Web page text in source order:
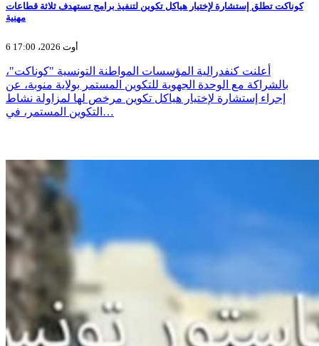
كوناكت تطلق إستشارة لإختيار هياكل تكوين لتنفيذ برامج تستهدف ثلاثة قطاعات
مهنية
6 أوت 2026، 17:00
أعلنت كنفدرالية المؤسسات المواطنة التونسية "كوناكت"،
بالشراكة مع الوحدة الجهوية للتكوين المستمر بولاية منوبة، عن
إجراء إستشارة لإختيار هياكل تكوين مرخص لها لمزاولة نشاط
التكوين المستمر، في…